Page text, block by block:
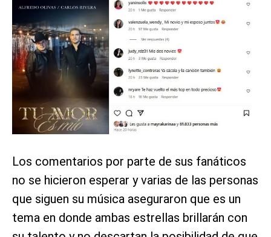
Los comentarios por parte de sus fanáticos
no se hicieron esperar y varias de las personas
que siguen su música aseguraron que es un
tema en donde ambas estrellas brillarán con